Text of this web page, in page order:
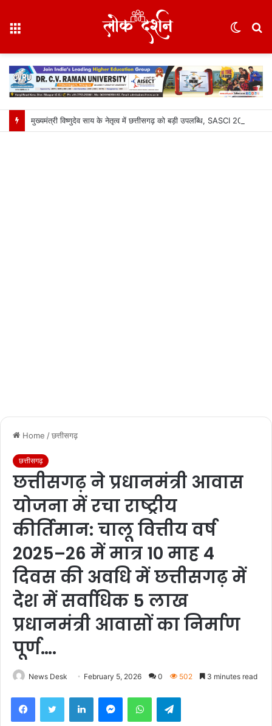
Home /छत्तीसगढ़
छत्तीसगढ़
छत्तीसगढ़ ने प्रधानमंत्री आवास
योजना में रचा राष्ट्रीय
कीर्तिमान: चालू वित्तीय वर्ष
2025–26 में मात्र 10 माह 4
दिवस की अवधि में छत्तीसगढ़ में
देश में सर्वाधिक 5 लाख
प्रधानमंत्री आवासों का निर्माण
पूर्ण….
News Desk February 5, 2026 0 502 3 minutes read